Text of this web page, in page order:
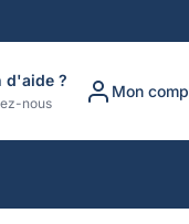
d'aide ?
nous
Mon